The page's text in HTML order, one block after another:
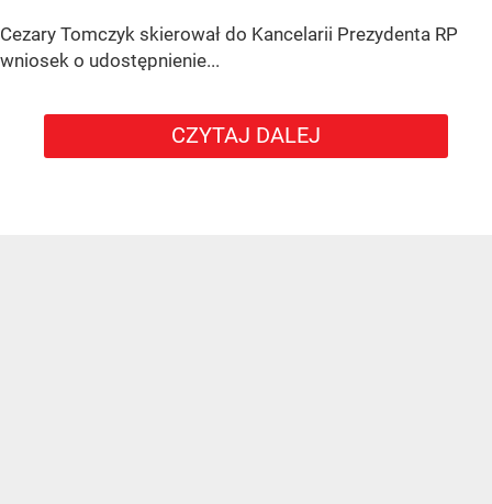
Cezary Tomczyk skierował do Kancelarii Prezydenta RP
wniosek o udostępnienie...
CZYTAJ DALEJ